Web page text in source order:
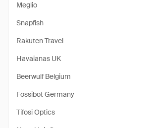
Meglio
Snapfish
Rakuten Travel
Havaianas UK
Beerwulf Belgium
Fossibot Germany
Tifosi Optics